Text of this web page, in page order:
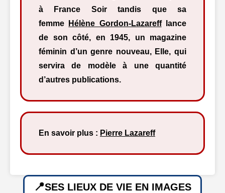
à France Soir tandis que sa
femme
Hélène Gordon-Lazarefflance
de son côté, en 1945, un magazine
féminin d’un genre nouveau, Elle, qui
servira de modèle à une quantité
d’autres publications.
En savoir plus : Pierre Lazareff
SES LIEUX DE VIE EN IMAGES